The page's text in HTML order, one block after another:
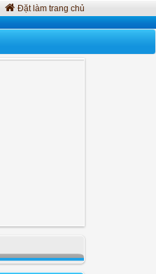
Đặt làm trang chủ